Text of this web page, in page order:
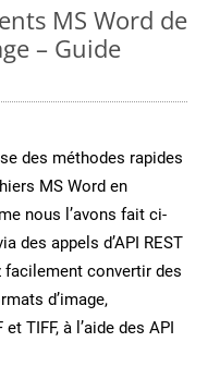
MS Word de
– Guide
des méthodes rapides
MS Word en
nous l’avons fait ci-
des appels d’API REST
facilement convertir des
d’image,
TIFF, à l’aide des API